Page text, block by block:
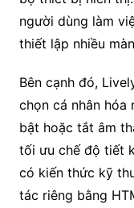
người dùng làm
thiết lập nhiều
Bên cạnh đó,
chọn cá nhân
bật hoặc tắt âm
tối ưu chế độ tiết
có kiến thức kỹ
tác riêng bằng